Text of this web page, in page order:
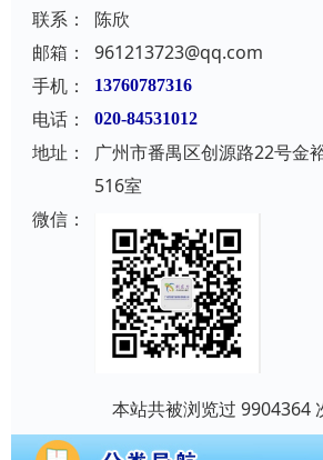
联系：
陈欣
邮箱：
961213723@qq.com
手机：
13760787316
电话： 020-84531012
地址：
广州市番禺区创源路22号金
516室
微信：
本站共被浏览过 9904364